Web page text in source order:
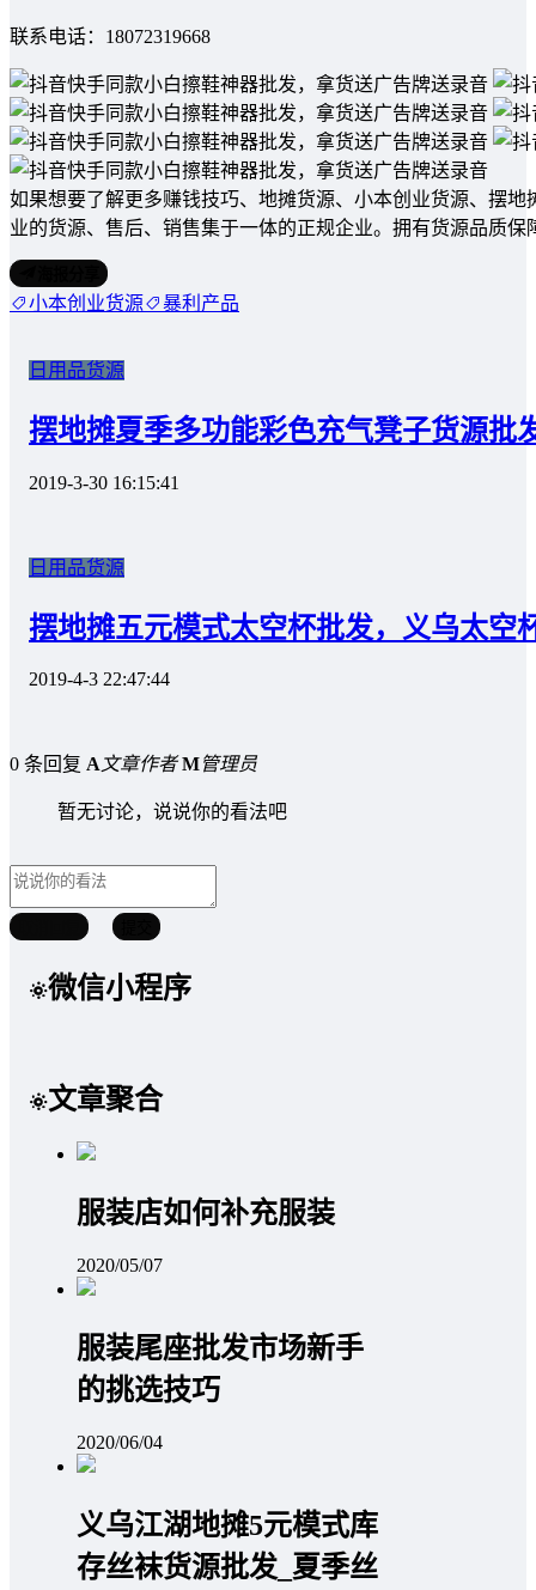
联系电话：18072319668
如果想要了解更多赚钱技巧、地摊货源、小本创业货源、摆
业的货源、售后、销售集于一体的正规企业。拥有货源品质
小本创业货源 暴利产品
日用品货源
摆地摊夏季多功能彩色充气凳子货源批
2019-3-30 16:15:41
日用品货源
摆地摊五元模式太空杯批发，义乌太空
2019-4-3 22:47:44
0 条回复 A文章作者 M管理员
暂无讨论，说说你的看法吧
微信小程序
文章聚合
服装店如何补充服装
2020/05/07
服装尾座批发市场新手
的挑选技巧
2020/06/04
义乌江湖地摊5元模式库
存丝袜货源批发_夏季丝